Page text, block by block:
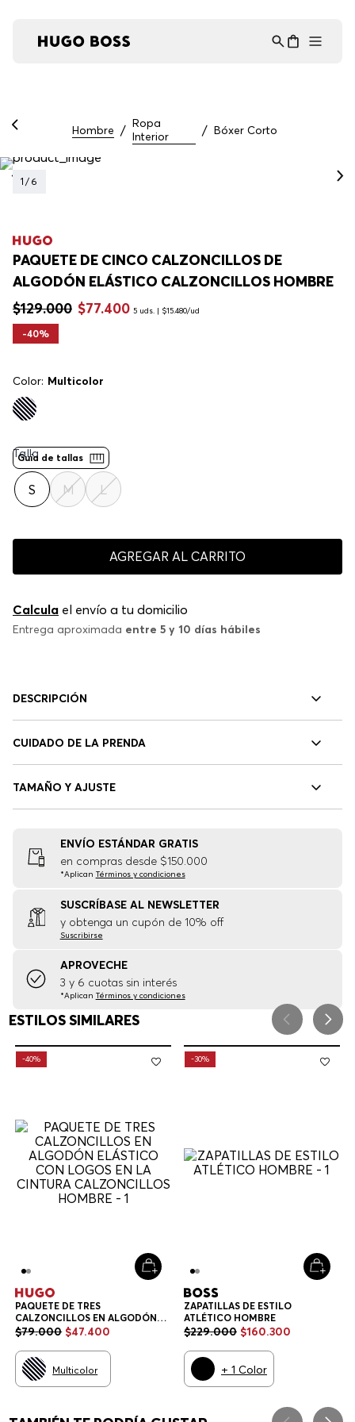
Hombre
Ropa
Interior
Bóxer Corto
1 / 6
PAQUETE DE CINCO CALZONCILLOS DE
ALGODÓN ELÁSTICO CALZONCILLOS HOMBRE
$129.000 $77.400 5 uds. | $15.480/ud
-40%
Color: Multicolor
Guía de tallas
Talla
S M L
AGREGAR AL CARRITO
Calcula el envío a tu domicilio
Entrega aproximada entre 5 y 10 días hábiles
DESCRIPCIÓN
CUIDADO DE LA PRENDA
TAMAÑO Y AJUSTE
ENVÍO ESTÁNDAR GRATIS
en compras desde $150.000
*Aplican Términos y condiciones
SUSCRÍBASE AL NEWSLETTER
y obtenga un cupón de 10% off
Suscribirse
APROVECHE
3 y 6 cuotas sin interés
*Aplican Términos y condiciones
ESTILOS SIMILARES
-40%
PAQUETE DE TRES
CALZONCILLOS EN ALGODÓN
ELÁSTICO CON LOGOS EN LA
CINTURA CALZONCILLOS
HOMBRE
$79.000 $47.400
Multicolor
-30%
ZAPATILLAS DE ESTILO
ATLÉTICO HOMBRE
$229.000 $160.300
+ 1 Color
Asistente Virtual
en línea ⋮